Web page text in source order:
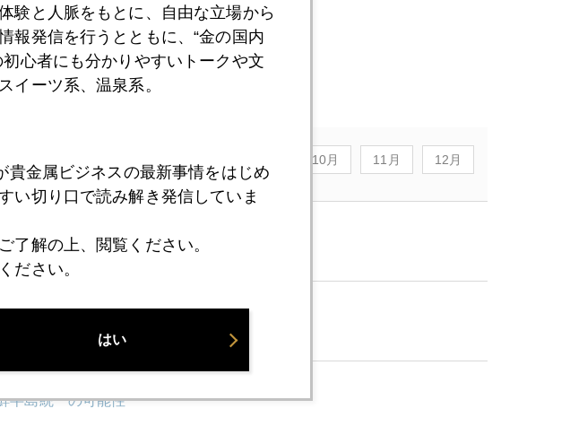
10月 11月 12月
所
半島統一の可能性
験と人脈をもとに、自由な立場から
報発信を行うとともに、“金の国内
心者にも分かりやすいトークや文
イーツ系、温泉系。
貴金属ビジネスの最新事情をはじめ
い切り口で読み解き発信していま
了解の上、閲覧ください。
ださい。
はい